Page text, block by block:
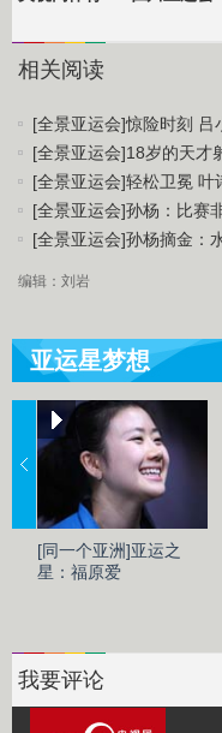
相关阅读
[全景亚运会]惊险时刻 吕
[全景亚运会]18岁的天
[全景亚运会]轻松卫冕 叶
[全景亚运会]孙杨：比赛
[全景亚运会]孙杨摘金：
编辑：刘岩
亚运星梦想
[同一个亚洲]亚运之
星：福原爱
我要评论